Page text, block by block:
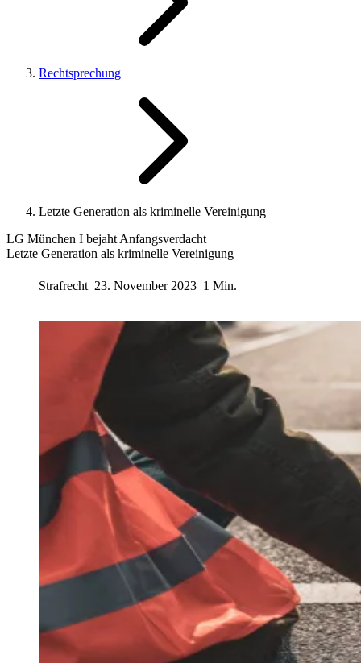
Rechtsprechung
Letzte Generation als kriminelle Vereinigung
LG München I bejaht Anfangsverdacht
Letzte Generation als kriminelle Vereinigung
Strafrecht 23. November 2023 1 Min.